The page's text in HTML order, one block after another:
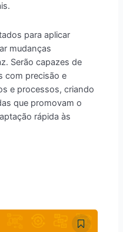
para aplicar
mudanças
Serão capazes de
com precisão e
e processos, criando
que promovam o
rápida às